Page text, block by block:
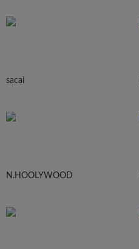
sacai
N.HOOLYWOOD